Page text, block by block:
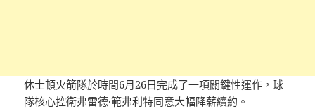
休士頓火箭隊於時間6月26日完成了一項關鍵性運作，球
隊核心控衛弗雷德·範弗利特同意大幅降薪續約。